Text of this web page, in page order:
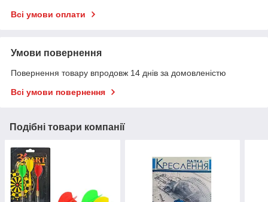
Всі умови оплати
Умови повернення
Повернення товару впродовж 14 днів за домовленістю
Всі умови повернення
Подібні товари компанії